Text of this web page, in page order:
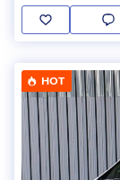
HOT